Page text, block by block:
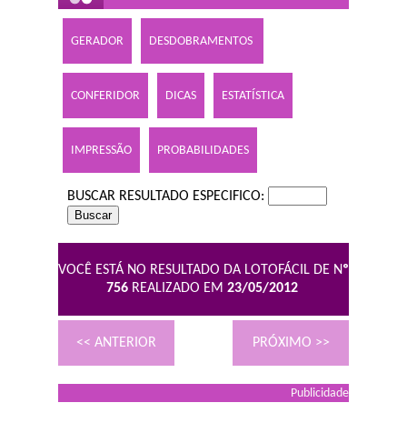
GERADOR DESDOBRAMENTOS
CONFERIDOR DICAS ESTATÍSTICA
IMPRESSÃO PROBABILIDADES
BUSCAR RESULTADO ESPECIFICO:
VOCÊ ESTÁ NO RESULTADO DA LOTOFÁCIL DE Nº
756 REALIZADO EM 23/05/2012
<< ANTERIOR PRÓXIMO >>
Publicidade